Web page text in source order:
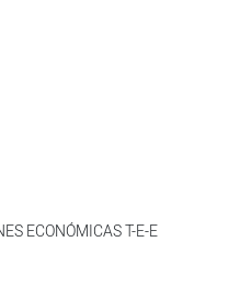
ECONÓMICAS T-E-E